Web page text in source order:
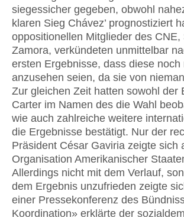
siegessicher gegeben, obwohl
klaren Sieg Chávez’ prognostiziert
oppositionellen Mitglieder des
Zamora, verkündeten unmittelbar
ersten Ergebnisse, dass diese
anzusehen seien, da sie von
Zur gleichen Zeit hatten sowohl der
Carter im Namen des die Wahl
wie auch zahlreiche weitere
die Ergebnisse bestätigt. Nur der
Präsident César Gaviria zeigte sich
Organisation Amerikanischer
Allerdings nicht mit dem Verlauf,
dem Ergebnis unzufrieden zeigte
einer Pressekonferenz des
Koordination» erklärte der